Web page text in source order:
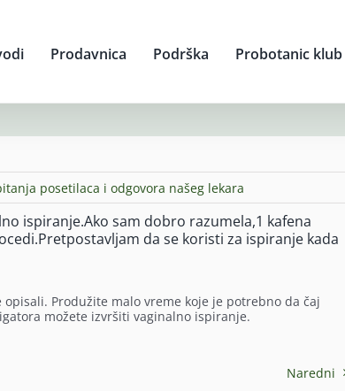
Prodavnica Podrška Probotanic klub
posetilaca i odgovora našeg lekara
ispiranje.Ako sam dobro razumela,1 kafena
da se koristi za ispiranje kada
Produžite malo vreme koje je potrebno da čaj
možete izvršiti vaginalno ispiranje.
Naredni